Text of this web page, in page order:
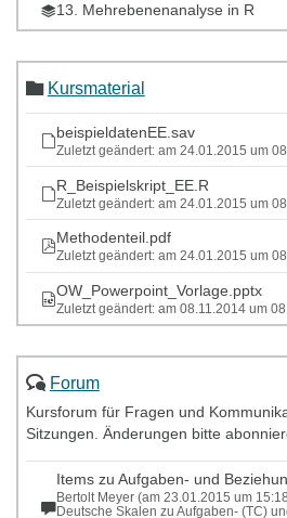
13. Mehrebenenanalyse in R
Kursmaterial
beispieldatenEE.sav
Zuletzt geändert: am 24.01.2015 um
R_Beispielskript_EE.R
Zuletzt geändert: am 24.01.2015 um
Methodenteil.pdf
Zuletzt geändert: am 24.01.2015 um
OW_Powerpoint_Vorlage.pptx
Zuletzt geändert: am 08.11.2014 um
Forum
Kursforum für Fragen und
Sitzungen. Änderungen bitte
Items zu Aufgaben- und
Bertolt Meyer (am 23.01.2015 um
Deutsche Skalen zu Aufgaben- (TC)